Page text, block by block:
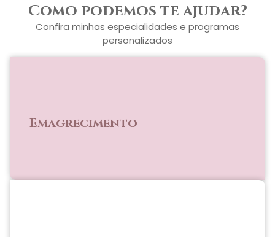
Como podemos te ajudar?
Confira minhas especialidades e programas
personalizados
Emagrecimento